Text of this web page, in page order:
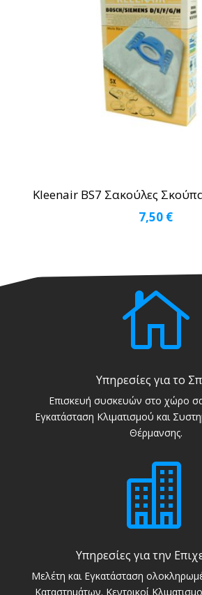
Kleenair BS7 Σακούλες
7,50 €

Υπηρεσίες για το
Επισκευή συσκευών στο χώρο
Εγκατάσταση Κλιματισμού και
Θέρμανσης.

Υπηρεσίες για την
Μελέτη και Εγκατάσταση
Καταστημάτων. Κεντρικοί